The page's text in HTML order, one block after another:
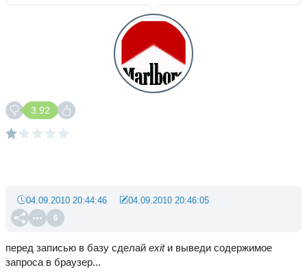
3.92
6
04.09.2010 20:44:46 04.09.2010 20:46:05
перед записью в базу сделай exitи выведи содержимое
запроса в браузер...